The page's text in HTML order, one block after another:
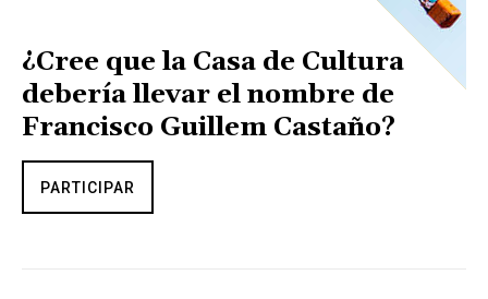
¿Cree que la Casa de Cultura
debería llevar el nombre de
Francisco Guillem Castaño?
PARTICIPAR